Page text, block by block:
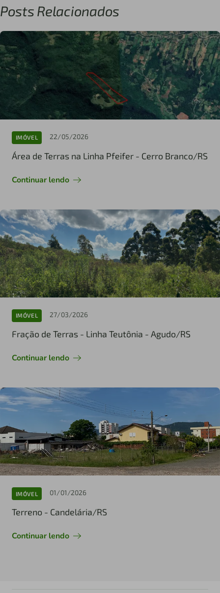
Posts Relacionados
IMÓVEL 22/05/2026
Área de Terras na Linha Pfeifer - Cerro Branco/RS
Continuar lendo
IMÓVEL 27/03/2026
Fração de Terras - Linha Teutônia - Agudo/RS
Continuar lendo
IMÓVEL 01/01/2026
Terreno - Candelária/RS
Continuar lendo